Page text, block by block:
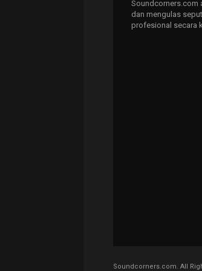
Soundcorners.com
dan mengulas
profesional secara
Soundcorners.com. All